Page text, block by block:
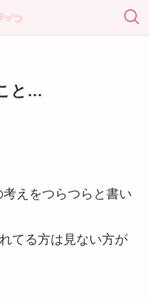
と…
えをつらつらと書い
てる方は見ない方が